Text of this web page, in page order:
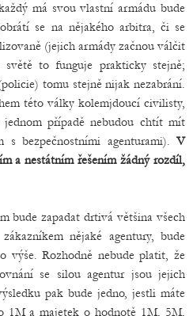
má svou vlastní armádu bude
se na nějakého arbitra, či se
(jejich armády začnou válčit
to funguje prakticky stejně;
tomu stejně nijak nezabrání.
této války kolemjdoucí civilisty,
případě nebudou chtít mít
bezpečnostními agenturami). V
a nestátním řešením žádný rozdíl,
bude zapadat drtivá většina všech
nějaké agentury, bude
výše. Rozhodně nebude platit, že
se silou agentur jsou jejich
pak bude jedno, jestli máte
1M a majetek o hodnotě 1M, 5M,